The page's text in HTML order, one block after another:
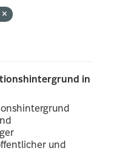
in
und